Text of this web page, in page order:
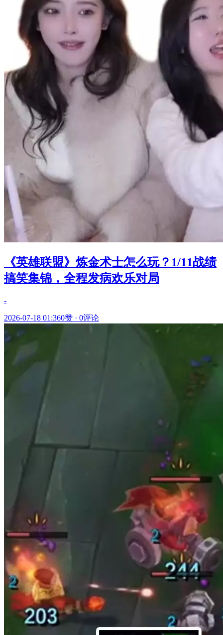
《英雄联盟》炼金术士怎么玩？1/11战绩
搞笑集锦，全程发病欢乐对局
-
2026-07-18 01:360赞 · 0评论